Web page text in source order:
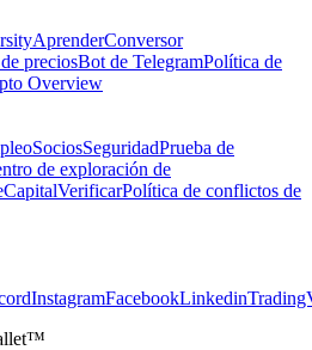
AprenderConversor
preciosBot de TelegramPolítica de
Overview
SociosSeguridadPrueba de
de exploración de
CapitalVerificarPolítica de conflictos de
InstagramFacebookLinkedin